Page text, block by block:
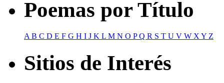
Poemas por Título
A B C D E F G H I J K L M N O PQ R S T U V W X Y Z
Sitios de Interés